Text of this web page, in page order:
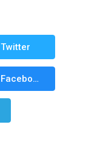
Twitter
Facebook Messenger